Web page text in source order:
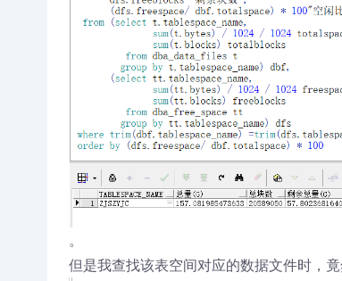
。
但是我查找该表空间对应的数据文件时，